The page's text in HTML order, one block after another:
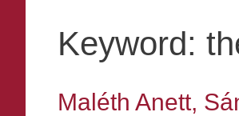
Keyword:
Maléth Anett,